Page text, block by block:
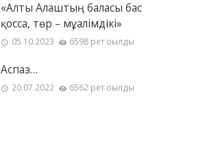
«Алты Алаштың баласы бас
қосса, төр – мұғалімдікі»
05.10.2023 6598 рет оқылды
Аспаз…
20.07.2022 6562 рет оқылды